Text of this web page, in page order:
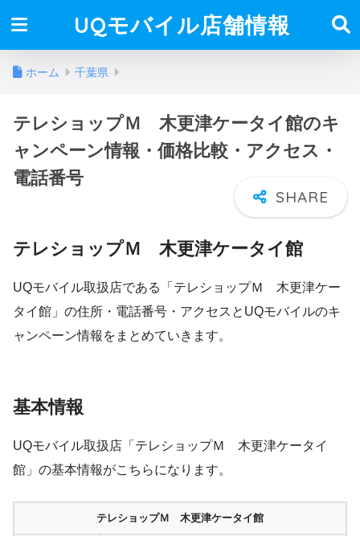
UQモバイル店舗情報
ホーム 千葉県
テレショップＭ 木更津ケータイ館のキ
ャンペーン情報・価格比較・アクセス・
電話番号
テレショップＭ 木更津ケータイ館
UQモバイル取扱店である「テレショップＭ 木更津ケー
タイ館」の住所・電話番号・アクセスとUQモバイルのキ
ャンペーン情報をまとめていきます。
基本情報
UQモバイル取扱店「テレショップＭ 木更津ケータイ
館」の基本情報がこちらになります。
テレショップＭ 木更津ケータイ館